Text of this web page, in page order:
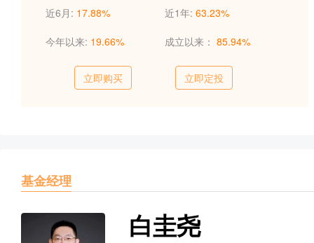
近6月: 17.88% 近1年: 63.23%
今年以来: 19.66% 成立以来： 85.94%
立即购买 立即定投
基金经理
白圭尧